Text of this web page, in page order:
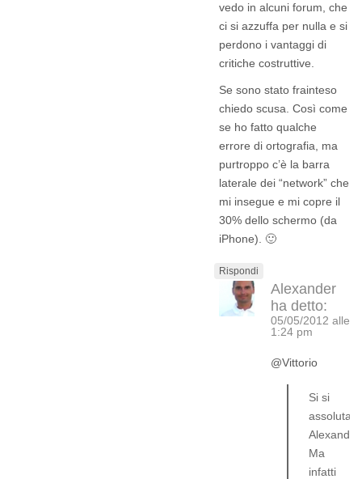
vedo in alcuni forum, che
ci si azzuffa per nulla e si
perdono i vantaggi di
critiche costruttive.
Se sono stato frainteso
chiedo scusa. Così come
se ho fatto qualche
errore di ortografia, ma
purtroppo c’è la barra
laterale dei “network” che
mi insegue e mi copre il
30% dello schermo (da
iPhone). 🙂
Rispondi
Alexander
ha detto:
05/05/2012 alle
1:24 pm
@Vittorio
Si si
Alexander.
Ma
infatti